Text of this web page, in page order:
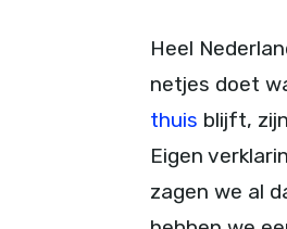
Heel
netjes doet
thuis blijft,
Eigen
zagen we al